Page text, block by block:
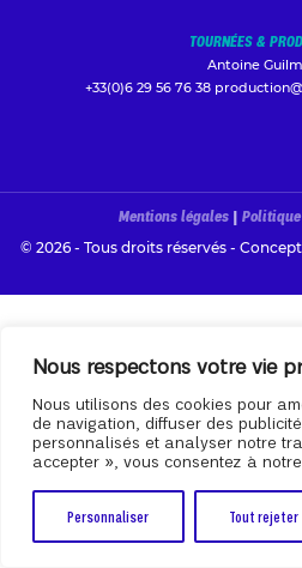
Nous respectons votre vie
Nous utilisons des cookies pour
de navigation, diffuser des
personnalisés et analyser notre
accepter », vous consentez à
Personnaliser Tout rejeter
TOURNÉES &
Antoine
+33(0)6 29 56 76 38
Mentions légales |
© 2026 - Tous droits réservés -